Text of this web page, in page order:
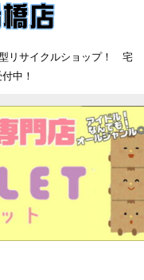
リサイクルショップ！ 宅
中！